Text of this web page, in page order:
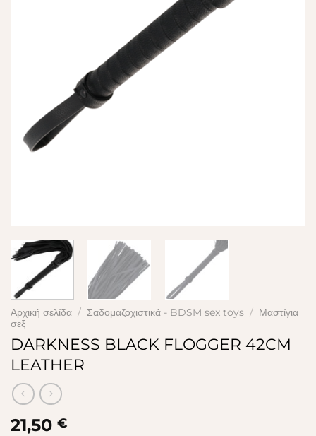
Αρχική σελίδα / Σαδομαζοχιστικά - BDSM sex toys / Μαστίγια
σεξ
DARKNESS BLACK FLOGGER 42CM
LEATHER
21,50 €